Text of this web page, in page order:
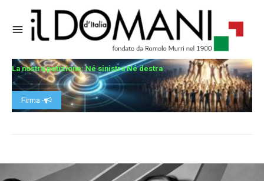
La nostra petizione: Né sinistra Né destra
Firma -